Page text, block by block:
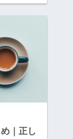
｜正し